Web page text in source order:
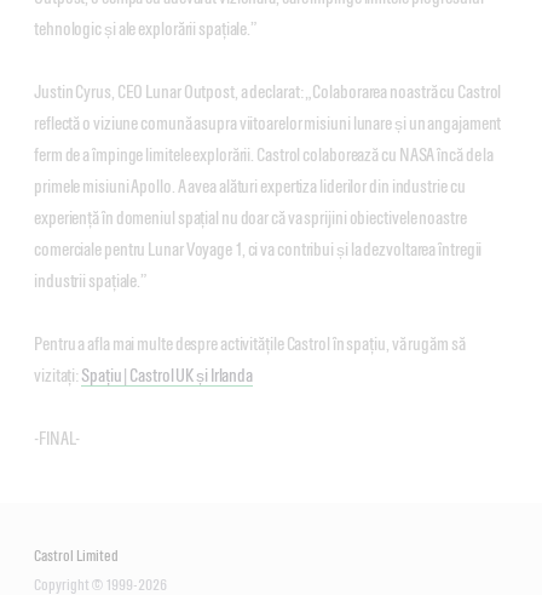
tehnologic și ale explorării spațiale.”
Justin Cyrus, CEO Lunar Outpost, a declarat: „Colaborarea noastră cu Castrol
reflectă o viziune comună asupra viitoarelor misiuni lunare și un angajament
ferm de a împinge limitele explorării. Castrol colaborează cu NASA încă de la
primele misiuni Apollo. A avea alături expertiza liderilor din industrie cu
experiență în domeniul spațial nu doar că va sprijini obiectivele noastre
comerciale pentru Lunar Voyage 1, ci va contribui și la dezvoltarea întregii
industrii spațiale.”
Pentru a afla mai multe despre activitățile Castrol în spațiu, vă rugăm să
vizitați: Spațiu | Castrol UK și Irlanda
-FINAL-
Castrol Limited
Copyright © 1999-2026